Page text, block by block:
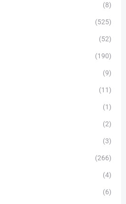
(8)
(525)
(52)
(190)
(9)
(11)
(1)
(2)
(3)
(266)
(4)
(6)